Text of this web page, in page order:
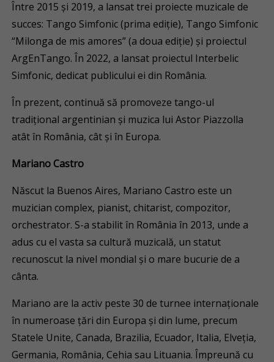
Între 2015 și 2019, a lansat trei proiecte muzicale de
succes: Tango Simfonic (prima ediție), Tango Simfonic
“Milonga de mis amores” (a doua ediție) și proiectul
ArgEnTango. În 2022, a lansat proiectul Interbelic
Simfonic, dedicat publicului ei din România.
În prezent, continuă să promoveze tango-ul
tradițional argentinian și muzica lui Astor Piazzolla
atât în România, cât și în Europa.
Mariano Castro
Născut la Buenos Aires, Mariano Castro este un
muzician complex, pianist, chitarist, compozitor,
orchestrator. S-a stabilit în România în 2013, unde a
adus cu el vasta sa cultură muzicală, un statut
recunoscut la nivel mondial şi o mare bucurie de a
cânta.
Mariano are la activ peste 30 de turnee internaţionale
în numeroase țări din Europa și din lume, precum
Statele Unite, Canada, Brazilia, Ecuador, Italia, Elveţia,
Germania, România, Cehia sau Lituania. Împreună cu